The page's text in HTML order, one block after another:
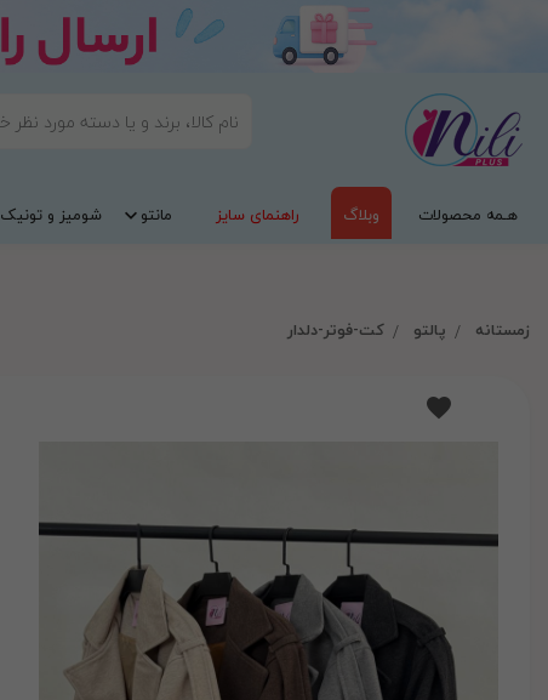
هـمه محصولات وبلاگ راهنمای سایز مانتو شومیز و تونیک
زمستانه پالتو کت-فوتر-دلدار